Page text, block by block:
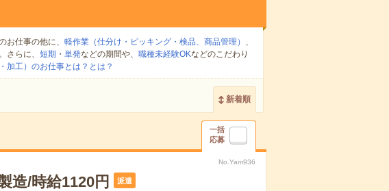
お仕事の他に、 軽作業（仕分け・ピッキング・検品、商品管理） 、
さらに、 短期 ・ 単発などの期間や、 職種未経験OKなどのこだわり
加工）のお仕事とは？とは？
新着順
一括
応募
No.Yam936
造/時給1120円 派遣